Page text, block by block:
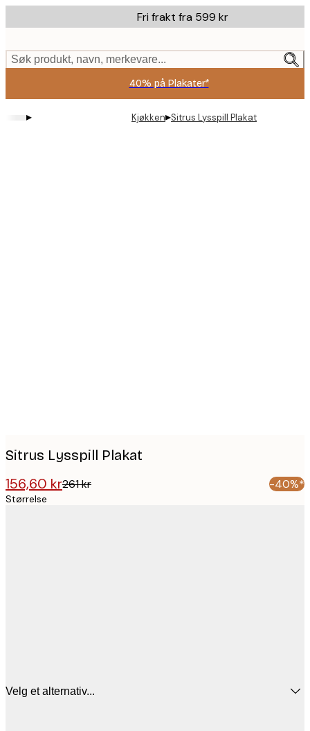
to
content.
Fri frakt fra 599 kr
Søk produkt, navn, merkevare...
40% på Plakater*
▸ Kjøkken▸Sitrus Lysspill Plakat
Sitrus Lysspill Plakat
156,60 kr261 kr -40%*
Størrelse
Velg et alternativ...